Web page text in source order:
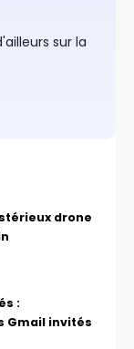
sur la
drone
:
Gmail invités